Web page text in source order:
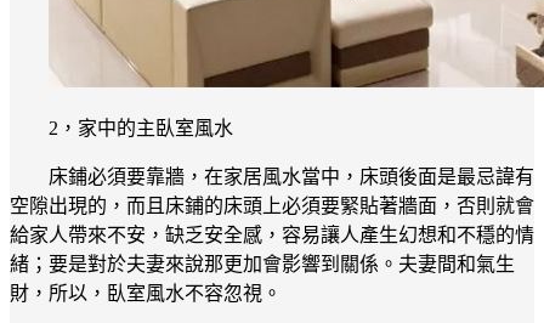
2，家中的主臥室風水
床鋪必須要靠牆，在家居風水當中，床頭後面是最忌諱有
空隙出現的，而且床鋪的床頭上必須要緊貼著牆面，否則就會
給家人帶來不安，缺乏安全感，容易讓人產生幻想和不穩的情
緒；要是對於夫妻來說那更加會影響到關係。夫妻間和氣生
財，所以，臥室風水不容忽視。